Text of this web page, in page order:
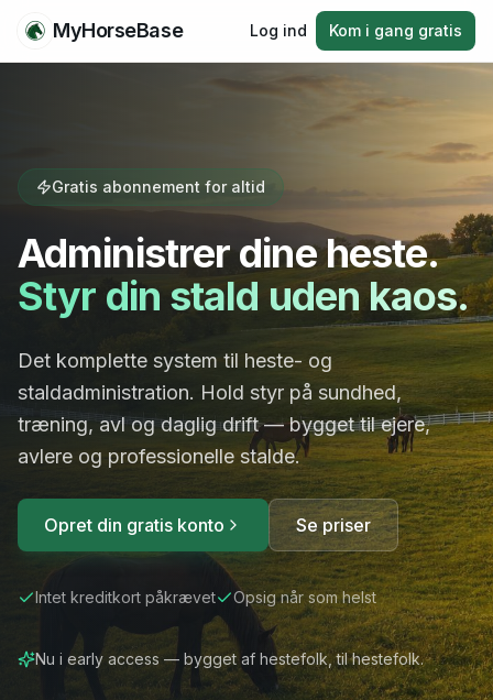
MyHorseBase Log ind Kom i gang gratis
Gratis abonnement for altid
Administrer dine heste.
Styr din stald uden kaos.
Det komplette system til heste- og
staldadministration. Hold styr på sundhed,
træning, avl og daglig drift — bygget til ejere,
avlere og professionelle stalde.
Opret din gratis konto Se priser
Intet kreditkort påkrævet Opsig når som helst
Nu i early access — bygget af hestefolk, til hestefolk.